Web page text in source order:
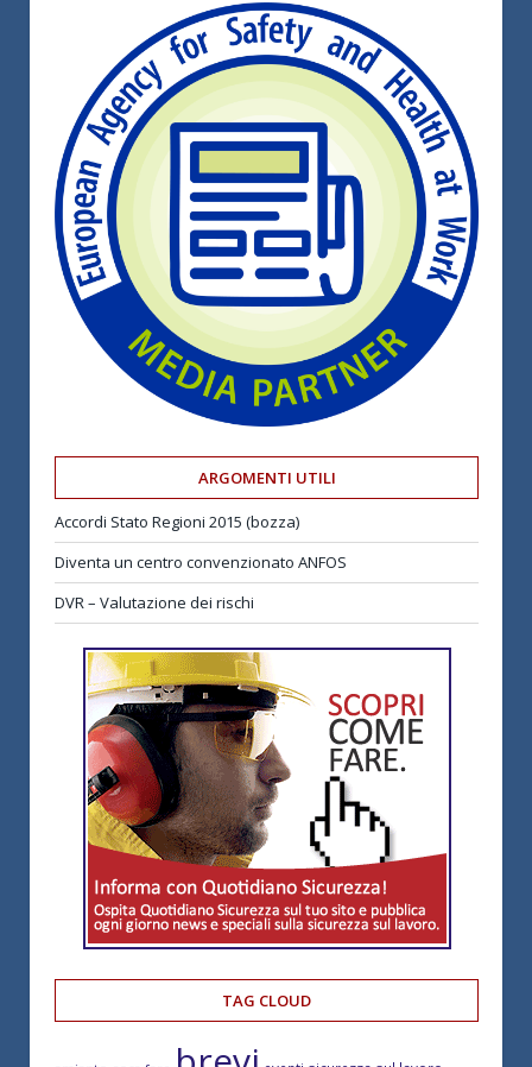
ARGOMENTI UTILI
Accordi Stato Regioni 2015 (bozza)
Diventa un centro convenzionato ANFOS
DVR – Valutazione dei rischi
TAG CLOUD